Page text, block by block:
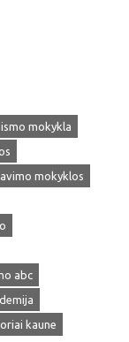
mokykla
mokyklos
abc
kaune